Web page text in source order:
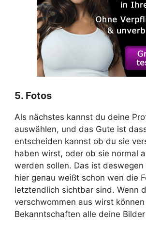
5. Fotos
Als nächstes kannst du deine
auswählen, und das Gute ist
entscheiden kannst ob du sie
haben wirst, oder ob sie normal
werden sollen. Das ist
hier genau weißt schon wen die
letztendlich sichtbar sind. Wenn
verschwommen aus wirst
Bekanntschaften alle deine